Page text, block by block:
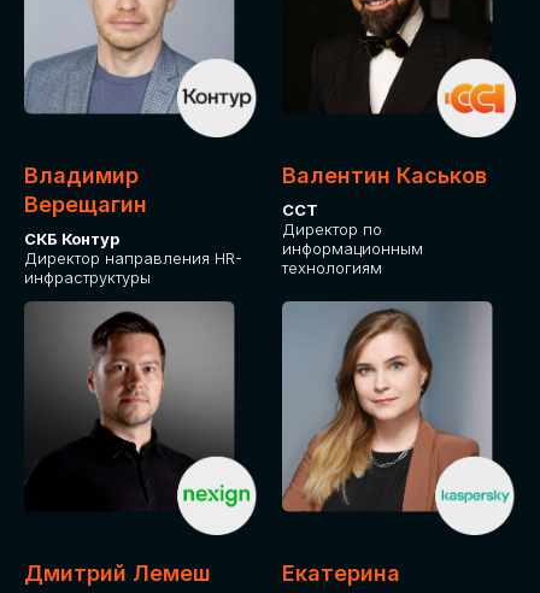
Владимир
Верещагин
СКБ Контур
Директор направления HR-
инфраструктуры
Валентин Каськов
ССТ
Директор по
информационным
технологиям
Дмитрий Лемеш
Екатерина
ДЛЯ ОПЛАТЫ БИЛЕТОВ
Оплата через сервис Timepad